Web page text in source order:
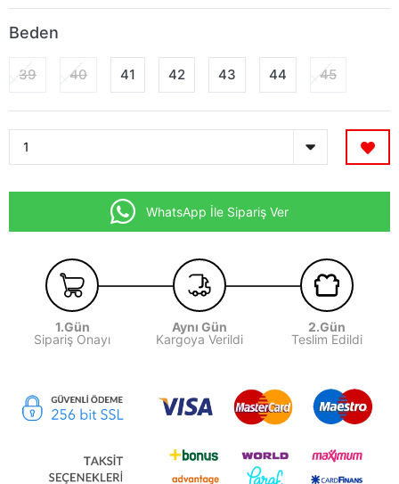
Beden
39 40 41 42 43 44 45
WhatsApp İle Sipariş Ver
1.Gün
Sipariş Onayı
Aynı Gün
Kargoya Verildi
2.Gün
Teslim Edildi